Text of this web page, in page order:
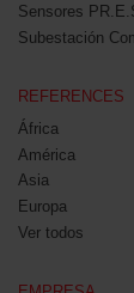
Sensores
Subestación
REFERENCES
África
América
Asia
Europa
Ver todos